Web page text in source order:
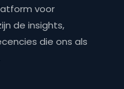
voor
de insights,
die ons als